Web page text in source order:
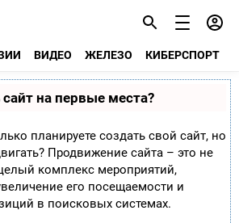
ВИДЕО ЖЕЛЕЗО КИБЕРСПОРТ
на первые места?
планируете создать свой сайт, но
Продвижение сайта – это не
комплекс мероприятий,
его посещаемости и
в поисковых системах.